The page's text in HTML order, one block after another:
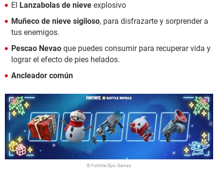
El Lanzabolas de nieve explosivo
Muñeco de nieve sigiloso, para disfrazarte y sorprender a
tus enemigos.
Pescao Nevao que puedes consumir para recuperar vida y
lograr el efecto de pies helados.
Ancleador común
© Fortnite/Epic Games